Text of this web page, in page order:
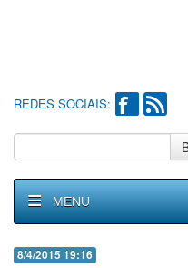
REDES SOCIAIS:
MENU
8/4/2015 19:16